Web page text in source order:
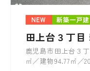
NEW 新築一戸
田上台３丁目
鹿児島市田上台３
㎡／建物94.77㎡／